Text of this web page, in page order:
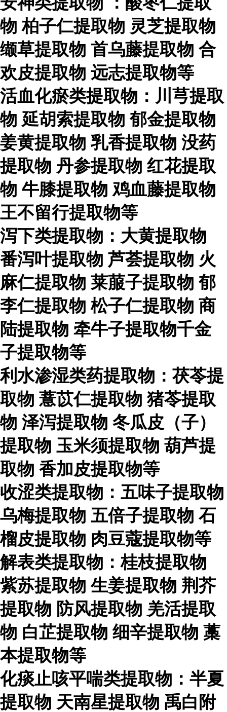
物 柏子仁提取物 灵芝提取物
缬草提取物 首乌藤提取物 合
欢皮提取物 远志提取物等
活血化瘀类提取物：川芎提取
物 延胡索提取物 郁金提取物
姜黄提取物 乳香提取物 没药
提取物 丹参提取物 红花提取
物 牛膝提取物 鸡血藤提取物
王不留行提取物等
泻下类提取物：大黄提取物
番泻叶提取物 芦荟提取物 火
麻仁提取物 莱菔子提取物 郁
李仁提取物 松子仁提取物 商
陆提取物 牵牛子提取物千金
子提取物等
利水渗湿类药提取物：茯苓提
取物 薏苡仁提取物 猪苓提取
物 泽泻提取物 冬瓜皮（子）
提取物 玉米须提取物 葫芦提
取物 香加皮提取物等
收涩类提取物：五味子提取物
乌梅提取物 五倍子提取物 石
榴皮提取物 肉豆蔻提取物等
解表类提取物：桂枝提取物
紫苏提取物 生姜提取物 荆芥
提取物 防风提取物 羌活提取
物 白芷提取物 细辛提取物 藁
本提取物等
化痰止咳平喘类提取物：半夏
提取物 天南星提取物 禹白附